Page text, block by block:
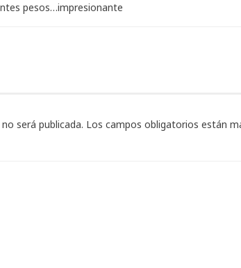
pesos…impresionante
será publicada. Los campos obligatorios están